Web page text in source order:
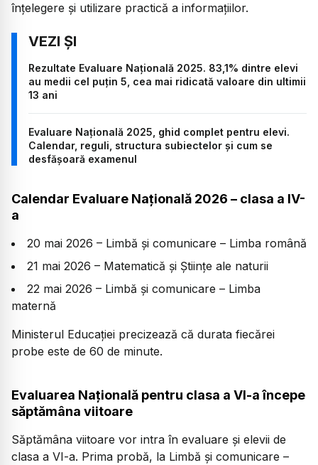
înțelegere și utilizare practică a informațiilor.
Rezultate Evaluare Națională 2025. 83,1% dintre elevi
au medii cel puțin 5, cea mai ridicată valoare din ultimii
13 ani
Evaluare Națională 2025, ghid complet pentru elevi.
Calendar, reguli, structura subiectelor și cum se
desfășoară examenul
Calendar Evaluare Națională 2026 – clasa a IV-
a
20 mai 2026 – Limbă și comunicare – Limba română
21 mai 2026 – Matematică și Științe ale naturii
22 mai 2026 – Limbă și comunicare – Limba
maternă
Ministerul Educației precizează că durata fiecărei
probe este de 60 de minute.
Evaluarea Națională pentru clasa a VI-a începe
săptămâna viitoare
Săptămâna viitoare vor intra în evaluare și elevii de
clasa a VI-a. Prima probă, la Limbă și comunicare –